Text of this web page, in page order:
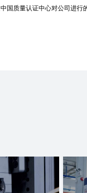
国质量认证中心对公司进行